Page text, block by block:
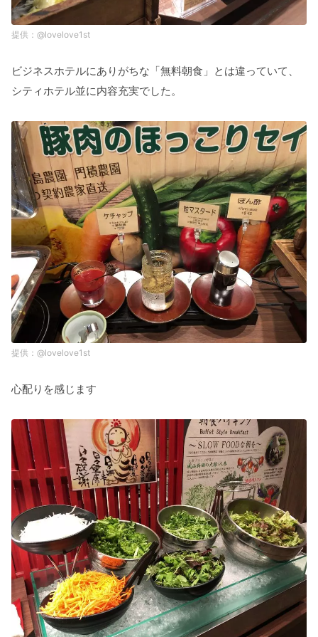
@lovelove1st
ビジネスホテルにありがちな「無料朝食」とは違っていて、
シティホテル並に内容充実でした。
@lovelove1st
心配りを感じます